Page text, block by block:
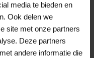
media te bieden en
Ook delen we
site met onze partners
Deze partners
andere informatie die